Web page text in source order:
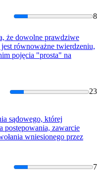
8
że dowolne prawdziwe
równoważne twierdzeniu,
pojęcia "prosta" na
23
sądowego, której
postępowania, zawarcie
wniesionego przez
7